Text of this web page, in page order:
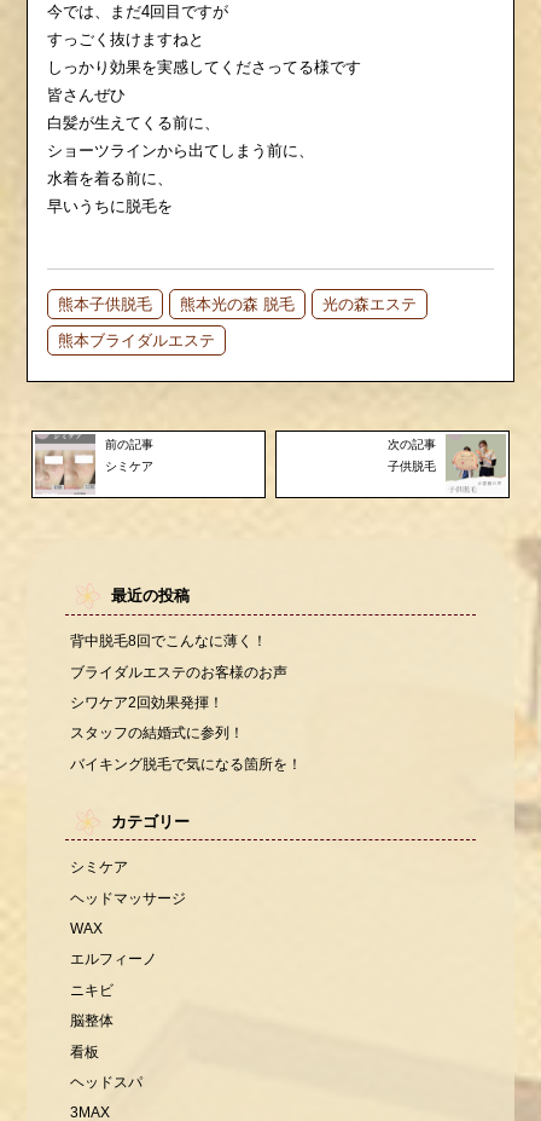
今では、まだ4回目ですが
すっごく抜けますねと
しっかり効果を実感してくださってる様です
皆さんぜひ
白髪が生えてくる前に、
ショーツラインから出てしまう前に、
水着を着る前に、
早いうちに脱毛を
熊本子供脱毛 熊本光の森 脱毛
光の森エステ
熊本ブライダルエステ
前の記事
シミケア
次の記事
子供脱毛
最近の投稿
背中脱毛8回でこんなに薄く！
ブライダルエステのお客様のお声
シワケア2回効果発揮！
スタッフの結婚式に参列！
バイキング脱毛で気になる箇所を！
カテゴリー
シミケア
ヘッドマッサージ
WAX
エルフィーノ
ニキビ
脳整体
看板
ヘッドスパ
3MAX